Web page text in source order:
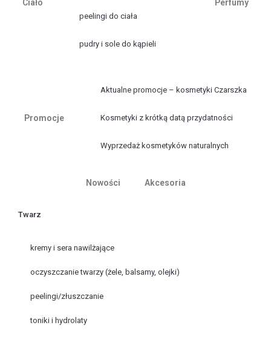
Ciało
peelingi do ciała
pudry i sole do kąpieli
Perfumy
Promocje
Aktualne promocje – kosmetyki Czarszka
Kosmetyki z krótką datą przydatności
Wyprzedaż kosmetyków naturalnych
Nowości Akcesoria
Twarz
kremy i sera nawilżające
oczyszczanie twarzy (żele, balsamy, olejki)
peelingi/złuszczanie
toniki i hydrolaty